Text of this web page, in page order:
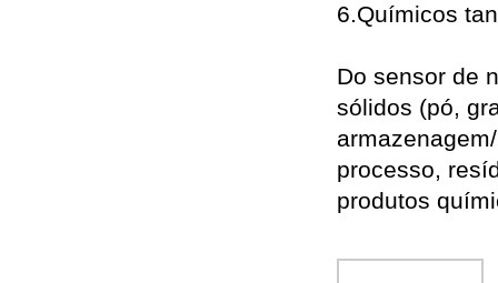
6.Químicos
Do sensor de
sólidos (pó,
processo,
produtos